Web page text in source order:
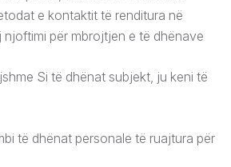
e kontaktit të renditura në
njoftimi për mbrojtjen e të dhënave
Si të dhënat subjekt, ju keni të
të dhënat personale të ruajtura për